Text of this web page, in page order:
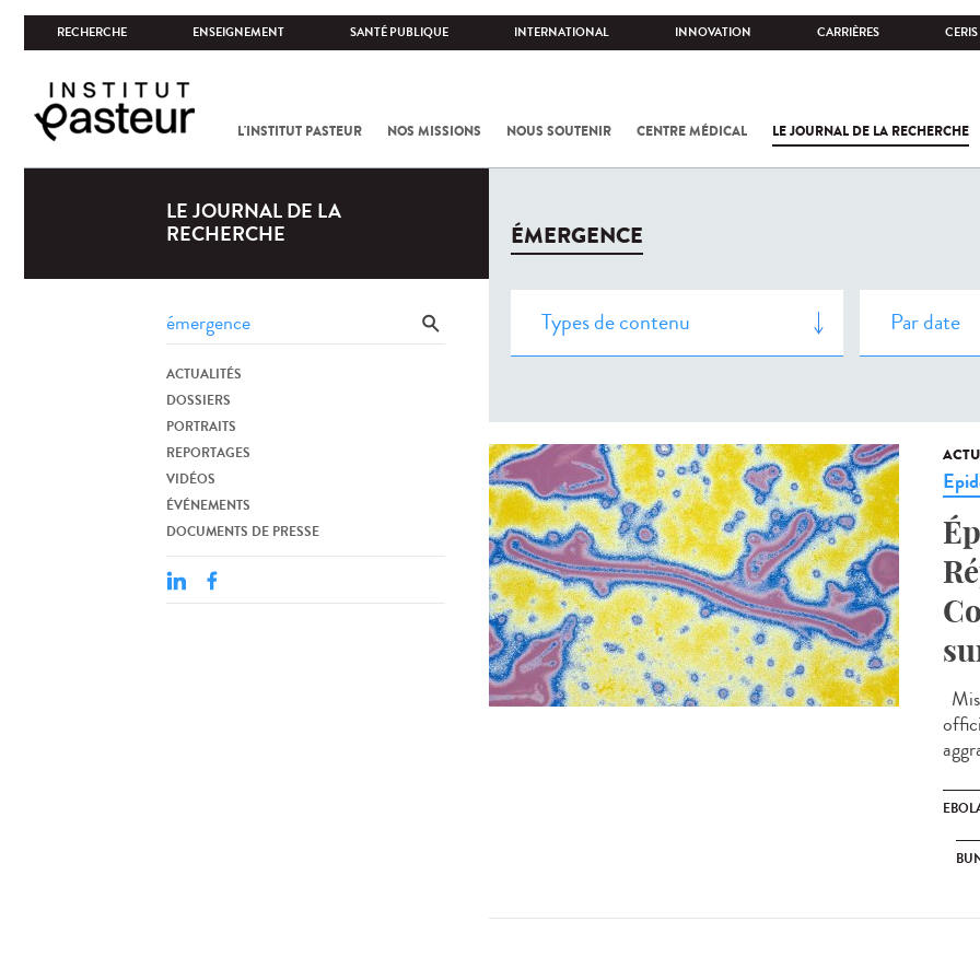
RECHERCHE ENSEIGNEMENT SANTÉ PUBLIQUE INTERNATIONAL INNOVATION CARRIÈRES CERIS
L'INSTITUT PASTEUR NOS MISSIONS NOUS SOUTENIR CENTRE MÉDICAL LE JOURNAL DE LA RECHERCHE
LE JOURNAL DE LA
RECHERCHE
ACTUALITÉS
DOSSIERS
PORTRAITS
REPORTAGES
VIDÉOS
ÉVÉNEMENTS
DOCUMENTS DE PRESSE
ÉMERGENCE